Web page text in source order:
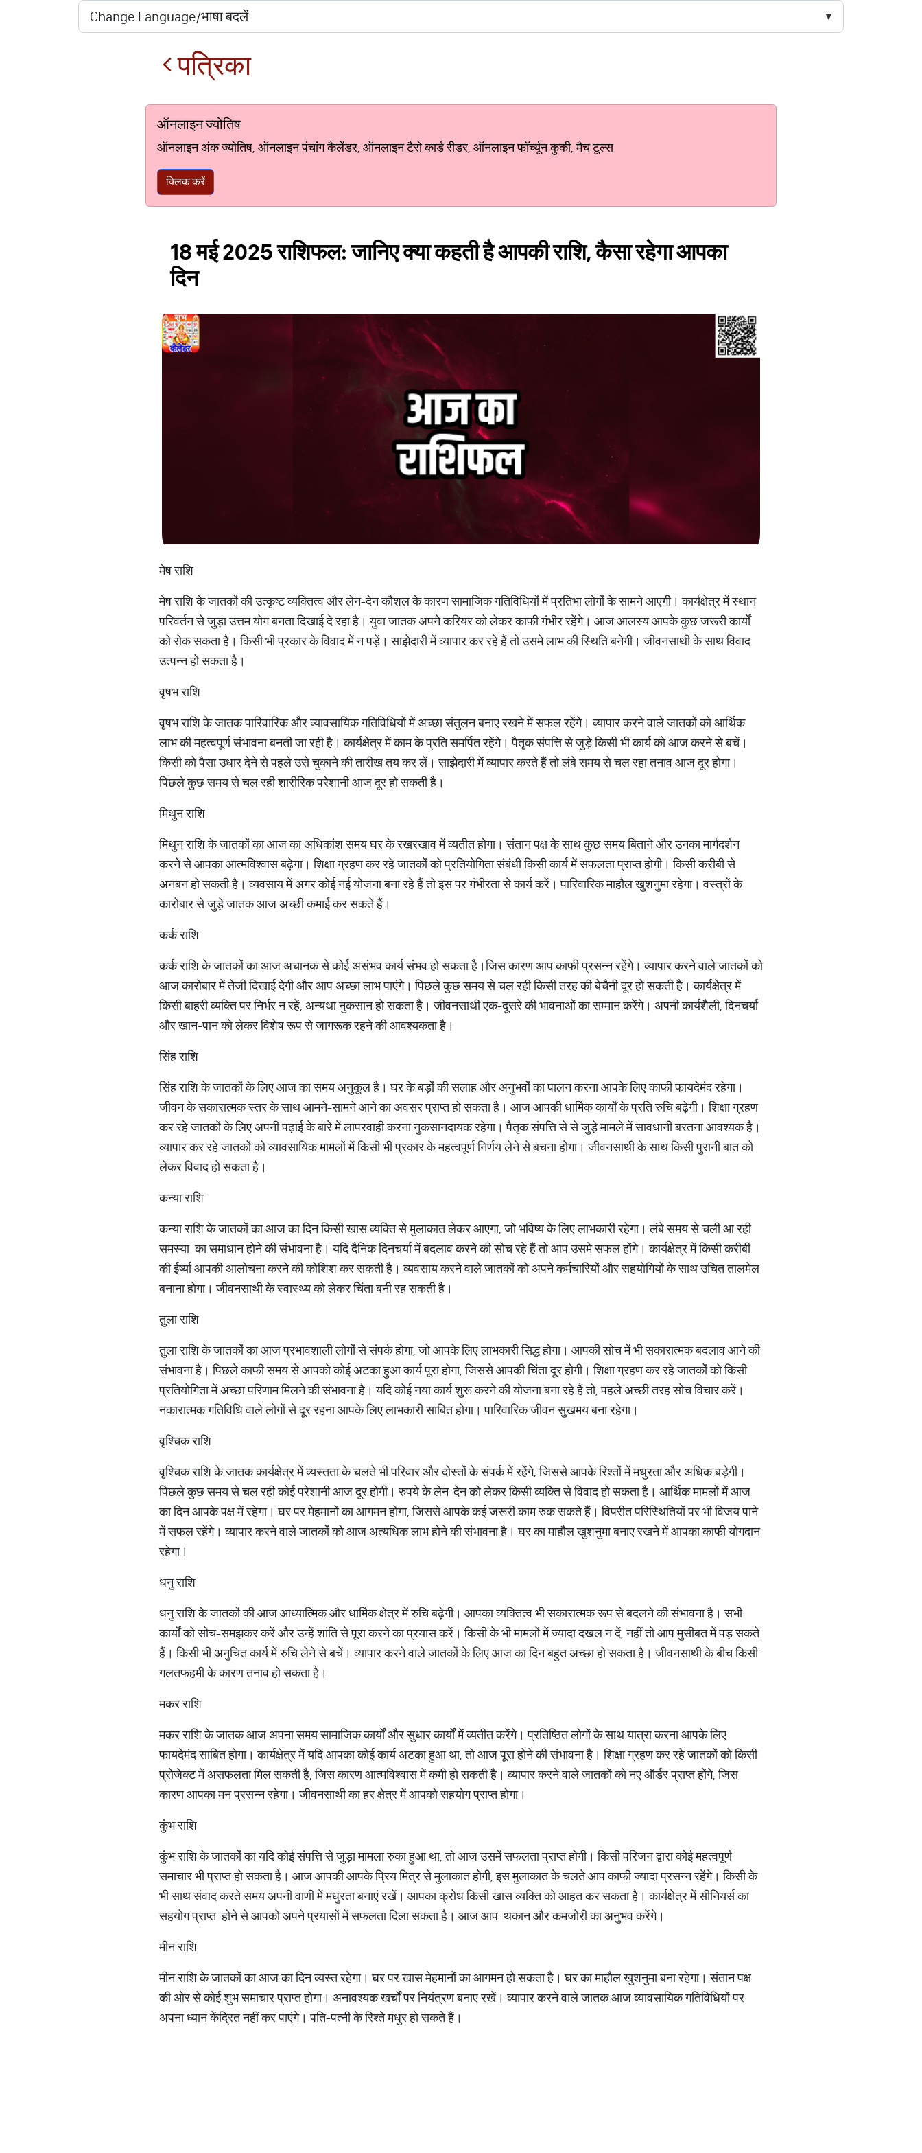
पत्रिका
ऑनलाइन ज्योतिष
ऑनलाइन अंक ज्योतिष, ऑनलाइन पंचांग कैलेंडर, ऑनलाइन टैरो कार्ड रीडर, ऑनलाइन फॉर्च्यून कुकी, मैच टूल्स
क्लिक करें
18 मई 2025 राशिफल: जानिए क्या कहती है आपकी राशि, कैसा रहेगा आपका
दिन
मेष राशि
मेष राशि के जातकों की उत्कृष्ट व्यक्तित्व और लेन-देन कौशल के कारण सामाजिक गतिविधियों में प्रतिभा लोगों के सामने आएगी। कार्यक्षेत्र में स्थान
परिवर्तन से जुड़ा उत्तम योग बनता दिखाई दे रहा है। युवा जातक अपने करियर को लेकर काफी गंभीर रहेंगे। आज आलस्य आपके कुछ जरूरी कार्यों
को रोक सकता है। किसी भी प्रकार के विवाद में न पड़ें। साझेदारी में व्यापार कर रहे हैं तो उसमे लाभ की स्थिति बनेगी। जीवनसाथी के साथ विवाद
उत्पन्न हो सकता है।
वृषभ राशि
वृषभ राशि के जातक पारिवारिक और व्यावसायिक गतिविधियों में अच्छा संतुलन बनाए रखने में सफल रहेंगे। व्यापार करने वाले जातकों को आर्थिक
लाभ की महत्वपूर्ण संभावना बनती जा रही है। कार्यक्षेत्र में काम के प्रति समर्पित रहेंगे। पैतृक संपत्ति से जुड़े किसी भी कार्य को आज करने से बचें।
किसी को पैसा उधार देने से पहले उसे चुकाने की तारीख तय कर लें। साझेदारी में व्यापार करते हैं तो लंबे समय से चल रहा तनाव आज दूर होगा।
पिछले कुछ समय से चल रही शारीरिक परेशानी आज दूर हो सकती है।
मिथुन राशि
मिथुन राशि के जातकों का आज का अधिकांश समय घर के रखरखाव में व्यतीत होगा। संतान पक्ष के साथ कुछ समय बिताने और उनका मार्गदर्शन
करने से आपका आत्मविश्वास बढ़ेगा। शिक्षा ग्रहण कर रहे जातकों को प्रतियोगिता संबंधी किसी कार्य में सफलता प्राप्त होगी। किसी करीबी से
अनबन हो सकती है। व्यवसाय में अगर कोई नई योजना बना रहे हैं तो इस पर गंभीरता से कार्य करें। पारिवारिक माहौल खुशनुमा रहेगा। वस्त्रों के
कारोबार से जुड़े जातक आज अच्छी कमाई कर सकते हैं।
कर्क राशि
कर्क राशि के जातकों का आज अचानक से कोई असंभव कार्य संभव हो सकता है।जिस कारण आप काफी प्रसन्न रहेंगे। व्यापार करने वाले जातकों को
आज कारोबार में तेजी दिखाई देगी और आप अच्छा लाभ पाएंगे। पिछले कुछ समय से चल रही किसी तरह की बेचैनी दूर हो सकती है। कार्यक्षेत्र में
किसी बाहरी व्यक्ति पर निर्भर न रहें, अन्यथा नुकसान हो सकता है। जीवनसाथी एक-दूसरे की भावनाओं का सम्मान करेंगे। अपनी कार्यशैली, दिनचर्या
और खान-पान को लेकर विशेष रूप से जागरूक रहने की आवश्यकता है।
सिंह राशि
सिंह राशि के जातकों के लिए आज का समय अनुकूल है। घर के बड़ों की सलाह और अनुभवों का पालन करना आपके लिए काफी फायदेमंद रहेगा।
जीवन के सकारात्मक स्तर के साथ आमने-सामने आने का अवसर प्राप्त हो सकता है। आज आपकी धार्मिक कार्यों के प्रति रुचि बढ़ेगी। शिक्षा ग्रहण
कर रहे जातकों के लिए अपनी पढ़ाई के बारे में लापरवाही करना नुकसानदायक रहेगा। पैतृक संपत्ति से से जुड़े मामले में सावधानी बरतना आवश्यक है।
व्यापार कर रहे जातकों को व्यावसायिक मामलों में किसी भी प्रकार के महत्वपूर्ण निर्णय लेने से बचना होगा। जीवनसाथी के साथ किसी पुरानी बात को
लेकर विवाद हो सकता है।
कन्या राशि
कन्या राशि के जातकों का आज का दिन किसी खास व्यक्ति से मुलाकात लेकर आएगा, जो भविष्य के लिए लाभकारी रहेगा। लंबे समय से चली आ रही
समस्या का समाधान होने की संभावना है। यदि दैनिक दिनचर्या में बदलाव करने की सोच रहे हैं तो आप उसमे सफल होंगे। कार्यक्षेत्र में किसी करीबी
की ईर्ष्या आपकी आलोचना करने की कोशिश कर सकती है। व्यवसाय करने वाले जातकों को अपने कर्मचारियों और सहयोगियों के साथ उचित तालमेल
बनाना होगा। जीवनसाथी के स्वास्थ्य को लेकर चिंता बनी रह सकती है।
तुला राशि
तुला राशि के जातकों का आज प्रभावशाली लोगों से संपर्क होगा, जो आपके लिए लाभकारी सिद्ध होगा। आपकी सोच में भी सकारात्मक बदलाव आने की
संभावना है। पिछले काफी समय से आपको कोई अटका हुआ कार्य पूरा होगा, जिससे आपकी चिंता दूर होगी। शिक्षा ग्रहण कर रहे जातकों को किसी
प्रतियोगिता में अच्छा परिणाम मिलने की संभावना है। यदि कोई नया कार्य शुरू करने की योजना बना रहे हैं तो, पहले अच्छी तरह सोच विचार करें।
नकारात्मक गतिविधि वाले लोगों से दूर रहना आपके लिए लाभकारी साबित होगा। पारिवारिक जीवन सुखमय बना रहेगा।
वृश्चिक राशि
वृश्चिक राशि के जातक कार्यक्षेत्र में व्यस्तता के चलते भी परिवार और दोस्तों के संपर्क में रहेंगे, जिससे आपके रिश्तों में मधुरता और अधिक बड़ेगी।
पिछले कुछ समय से चल रही कोई परेशानी आज दूर होगी। रुपये के लेन-देन को लेकर किसी व्यक्ति से विवाद हो सकता है। आर्थिक मामलों में आज
का दिन आपके पक्ष में रहेगा। घर पर मेहमानों का आगमन होगा, जिससे आपके कई जरूरी काम रुक सकते हैं। विपरीत परिस्थितियों पर भी विजय पाने
में सफल रहेंगे। व्यापार करने वाले जातकों को आज अत्यधिक लाभ होने की संभावना है। घर का माहौल खुशनुमा बनाए रखने में आपका काफी योगदान
रहेगा।
धनु राशि
धनु राशि के जातकों की आज आध्यात्मिक और धार्मिक क्षेत्र में रुचि बढ़ेगी। आपका व्यक्तित्व भी सकारात्मक रूप से बदलने की संभावना है। सभी
कार्यों को सोच-समझकर करें और उन्हें शांति से पूरा करने का प्रयास करें। किसी के भी मामलों में ज्यादा दखल न दें, नहीं तो आप मुसीबत में पड़ सकते
हैं। किसी भी अनुचित कार्य में रुचि लेने से बचें। व्यापार करने वाले जातकों के लिए आज का दिन बहुत अच्छा हो सकता है। जीवनसाथी के बीच किसी
गलतफहमी के कारण तनाव हो सकता है।
मकर राशि
मकर राशि के जातक आज अपना समय सामाजिक कार्यों और सुधार कार्यों में व्यतीत करेंगे। प्रतिष्ठित लोगों के साथ यात्रा करना आपके लिए
फायदेमंद साबित होगा। कार्यक्षेत्र में यदि आपका कोई कार्य अटका हुआ था, तो आज पूरा होने की संभावना है। शिक्षा ग्रहण कर रहे जातकों को किसी
प्रोजेक्ट में असफलता मिल सकती है, जिस कारण आत्मविश्वास में कमी हो सकती है। व्यापार करने वाले जातकों को नए ऑर्डर प्राप्त होंगे, जिस
कारण आपका मन प्रसन्न रहेगा। जीवनसाथी का हर क्षेत्र में आपको सहयोग प्राप्त होगा।
कुंभ राशि
कुंभ राशि के जातकों का यदि कोई संपत्ति से जुड़ा मामला रुका हुआ था, तो आज उसमें सफलता प्राप्त होगी। किसी परिजन द्वारा कोई महत्वपूर्ण
समाचार भी प्राप्त हो सकता है। आज आपकी आपके प्रिय मित्र से मुलाकात होगी, इस मुलाकात के चलते आप काफी ज्यादा प्रसन्न रहेंगे। किसी के
भी साथ संवाद करते समय अपनी वाणी में मधुरता बनाएं रखें। आपका क्रोध किसी खास व्यक्ति को आहत कर सकता है। कार्यक्षेत्र में सीनियर्स का
सहयोग प्राप्त होने से आपको अपने प्रयासों में सफलता दिला सकता है। आज आप थकान और कमजोरी का अनुभव करेंगे।
मीन राशि
मीन राशि के जातकों का आज का दिन व्यस्त रहेगा। घर पर खास मेहमानों का आगमन हो सकता है। घर का माहौल खुशनुमा बना रहेगा। संतान पक्ष
की ओर से कोई शुभ समाचार प्राप्त होगा। अनावश्यक खर्चों पर नियंत्रण बनाए रखें। व्यापार करने वाले जातक आज व्यावसायिक गतिविधियों पर
अपना ध्यान केंद्रित नहीं कर पाएंगे। पति-पत्नी के रिश्ते मधुर हो सकते हैं।